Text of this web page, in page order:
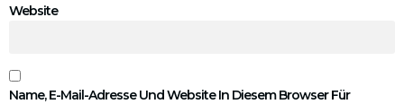
Website
Name, E-Mail-Adresse Und Website In Diesem Browser Für